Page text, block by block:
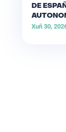
DE
Xuñ 30,